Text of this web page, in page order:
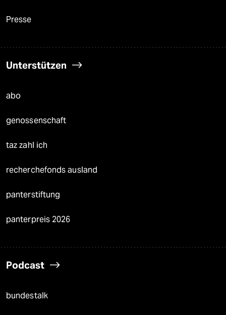
Presse
Unterstützen
abo
genossenschaft
taz zahl ich
recherchefonds ausland
panterstiftung
panterpreis 2026
Podcast
bundestalk